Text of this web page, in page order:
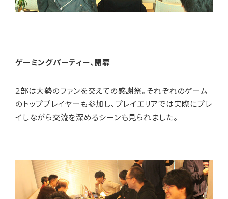
ゲーミングパーティー、開幕
2部は大勢のファンを交えての感謝祭。それぞれのゲーム
のトッププレイヤーも参加し、プレイエリアでは実際にプレ
イしながら交流を深めるシーンも見られました。